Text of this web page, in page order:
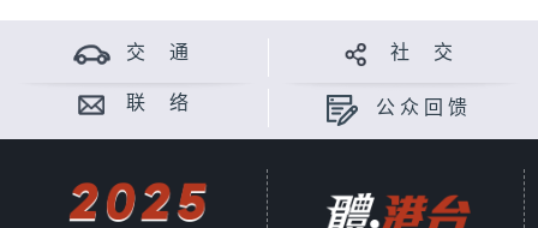
交 通 社 交
联 络 公众回馈